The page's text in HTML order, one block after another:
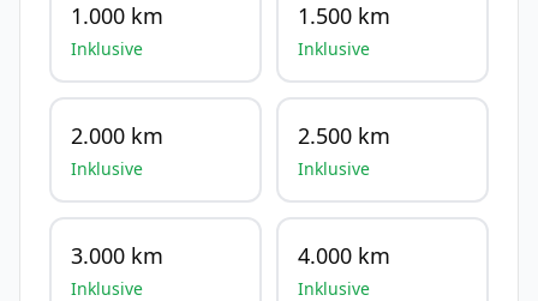
1.000 km
Inklusive
1.500 km
Inklusive
2.000 km
Inklusive
2.500 km
Inklusive
3.000 km
Inklusive
4.000 km
Inklusive